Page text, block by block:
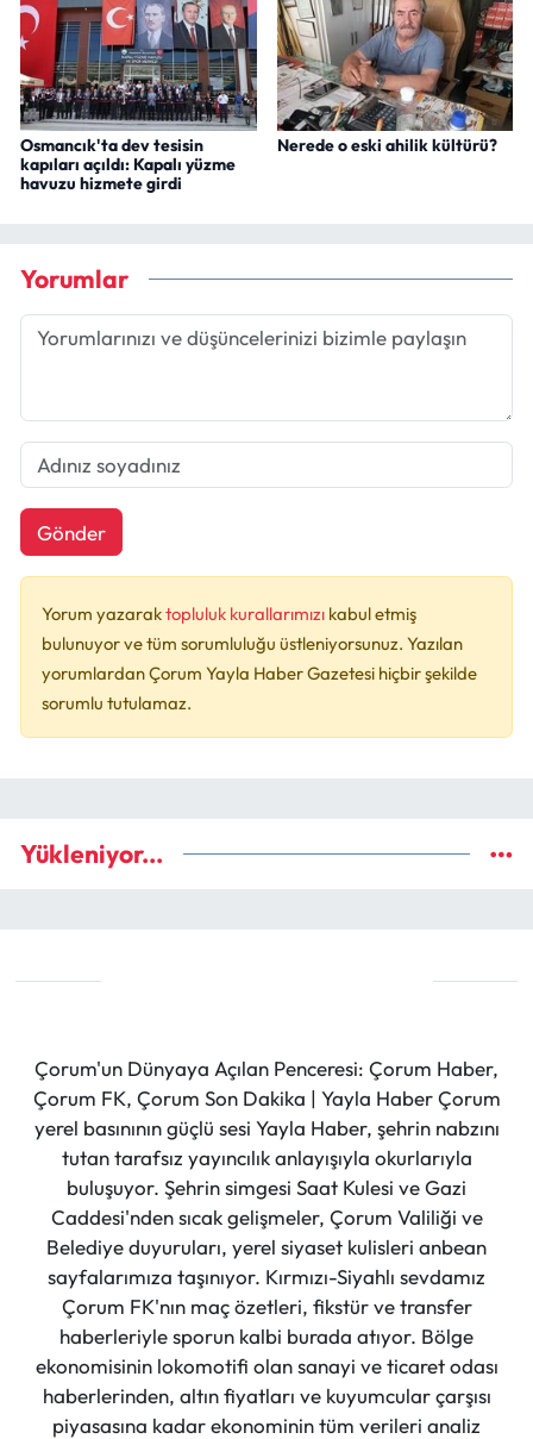
Osmancık'ta dev tesisin
kapıları açıldı: Kapalı yüzme
havuzu hizmete girdi
Nerede o eski ahilik kültürü?
Yorumlar
Gönder
Yorum yazaraktopluluk kurallarımızı kabul etmiş
bulunuyor ve tüm sorumluluğu üstleniyorsunuz. Yazılan
yorumlardan Çorum Yayla Haber Gazetesi hiçbir şekilde
sorumlu tutulamaz.
Yükleniyor...
Çorum'un Dünyaya Açılan Penceresi: Çorum Haber,
Çorum FK, Çorum Son Dakika | Yayla Haber Çorum
yerel basınının güçlü sesi Yayla Haber, şehrin nabzını
tutan tarafsız yayıncılık anlayışıyla okurlarıyla
buluşuyor. Şehrin simgesi Saat Kulesi ve Gazi
Caddesi'nden sıcak gelişmeler, Çorum Valiliği ve
Belediye duyuruları, yerel siyaset kulisleri anbean
sayfalarımıza taşınıyor. Kırmızı-Siyahlı sevdamız
Çorum FK'nın maç özetleri, fikstür ve transfer
haberleriyle sporun kalbi burada atıyor. Bölge
ekonomisinin lokomotifi olan sanayi ve ticaret odası
haberlerinden, altın fiyatları ve kuyumcular çarşısı
piyasasına kadar ekonominin tüm verileri analiz